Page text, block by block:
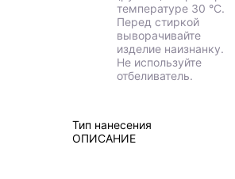
температуре 30 °C.
Перед стиркой
выворачивайте
изделие наизнанку.
Не используйте
отбеливатель.
Тип нанесения
ОПИСАНИЕ